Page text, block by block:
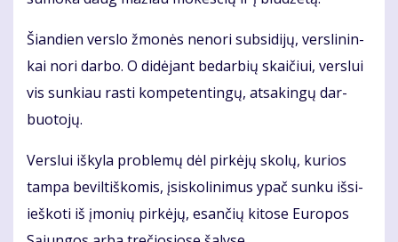
Šian­dien ver­slo žmo­nės ne­no­ri sub­si­di­jų, ver­sli­nin­
kai no­ri dar­bo. O di­dė­jant be­dar­bių skai­čiui, ver­slui
vis sun­kiau ras­ti kom­pe­ten­tin­gų, at­sa­kin­gų dar­
buo­to­jų.
Ver­slui iš­ky­la pro­ble­mų dėl pir­kė­jų sko­lų, ku­rios
tam­pa be­vil­tiš­ko­mis, įsi­sko­li­ni­mus ypač sun­ku iš­si­
ieš­ko­ti iš įmo­nių pir­kė­jų, esan­čių ki­to­se Eu­ro­pos